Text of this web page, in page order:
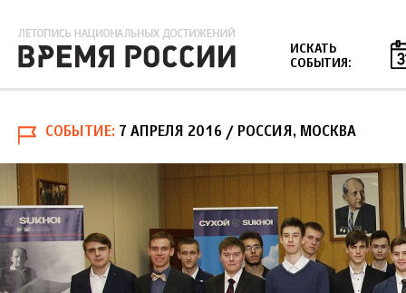
ИСКАТЬ
СОБЫТИЯ:
СОБЫТИЕ 7 АПРЕЛЯ 2016 / РОССИЯ, МОСКВА